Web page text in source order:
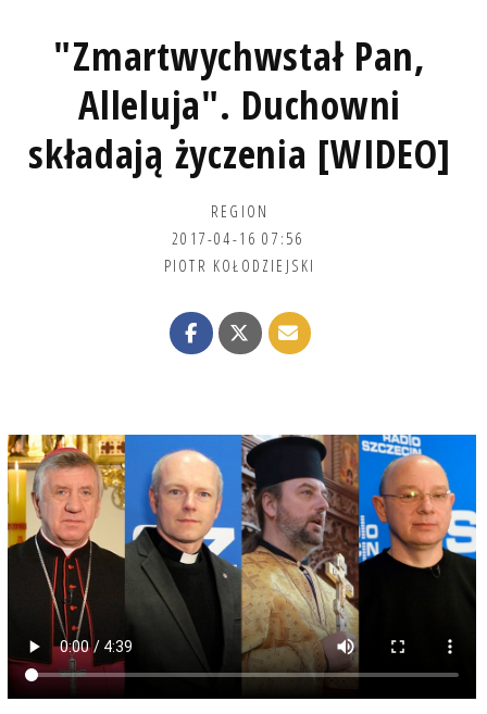
"Zmartwychwstał Pan,
Alleluja". Duchowni
składają życzenia [WIDEO]
REGION
2017-04-16 07:56
PIOTR KOŁODZIEJSKI